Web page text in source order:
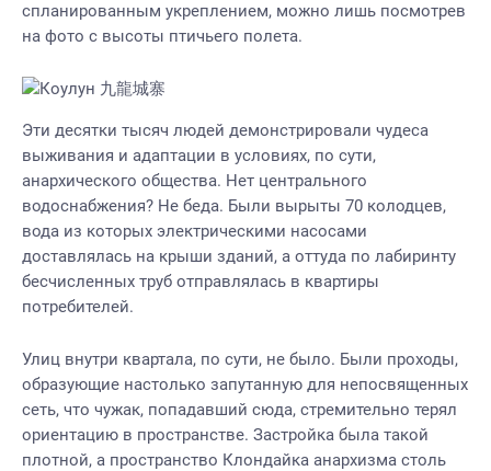
спланированным укреплением, можно лишь посмотрев
на фото с высоты птичьего полета.
Эти десятки тысяч людей демонстрировали чудеса
выживания и адаптации в условиях, по сути,
анархического общества. Нет центрального
водоснабжения? Не беда. Были вырыты 70 колодцев,
вода из которых электрическими насосами
доставлялась на крыши зданий, а оттуда по лабиринту
бесчисленных труб отправлялась в квартиры
потребителей.
Улиц внутри квартала, по сути, не было. Были проходы,
образующие настолько запутанную для непосвященных
сеть, что чужак, попадавший сюда, стремительно терял
ориентацию в пространстве. Застройка была такой
плотной, а пространство Клондайка анархизма столь